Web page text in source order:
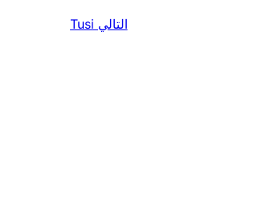
التالي Tusi